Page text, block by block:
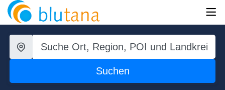
Suchen